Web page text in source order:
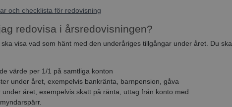
och checklista för redovisning
redovisa i årsredovisningen?
visa vad som hänt med den underåriges tillgångar under året. Du ska
värde per 1/1 på samtliga konton
under året, exempelvis bankränta, barnpension, gåva
under året, exempelvis skatt på ränta, uttag från konto med